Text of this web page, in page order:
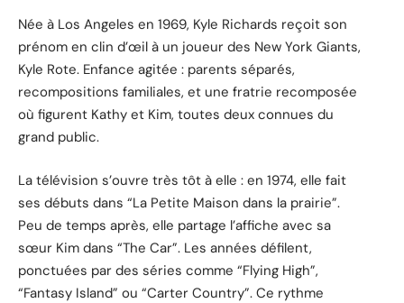
Née à Los Angeles en 1969, Kyle Richards reçoit son
prénom en clin d’œil à un joueur des New York Giants,
Kyle Rote. Enfance agitée : parents séparés,
recompositions familiales, et une fratrie recomposée
où figurent Kathy et Kim, toutes deux connues du
grand public.
La télévision s’ouvre très tôt à elle : en 1974, elle fait
ses débuts dans “La Petite Maison dans la prairie”.
Peu de temps après, elle partage l’affiche avec sa
sœur Kim dans “The Car”. Les années défilent,
ponctuées par des séries comme “Flying High”,
“Fantasy Island” ou “Carter Country”. Ce rythme